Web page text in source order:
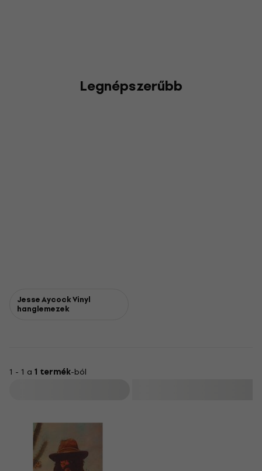
Legnépszerűbb
Jesse Aycock Vinyl
hanglemezek
1 - 1 a 1 termék-ból